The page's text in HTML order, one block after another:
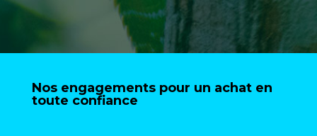
Nos engagements pour un achat en
toute confiance